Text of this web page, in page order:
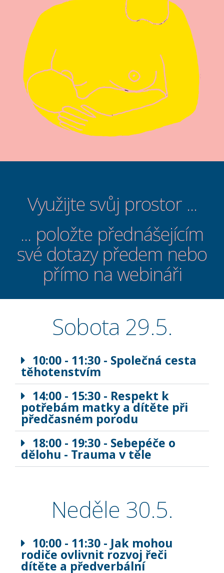
Využijte svůj prostor ...
... položte přednášejícím
své dotazy předem nebo
přímo na webináři
Sobota 29.5.
10:00 - 11:30 - Společná cesta
těhotenstvím
14:00 - 15:30 - Respekt k
potřebám matky a dítěte při
předčasném porodu
18:00 - 19:30 - Sebepéče o
dělohu - Trauma v těle
Neděle 30.5.
10:00 - 11:30 - Jak mohou
rodiče ovlivnit rozvoj řeči
dítěte a předverbální